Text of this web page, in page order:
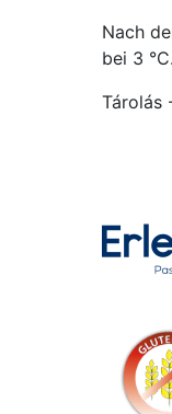
Nach
bei 3
Tárolás